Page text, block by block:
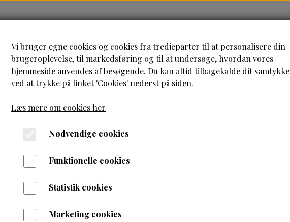
HJEM HÅRPLEJE HUDPLEJE BLOG
Vi bruger egne cookies og cookies fra tredjeparter til at personalisere din
brugeroplevelse, til markedsføring og til at undersøge, hvordan vores
hjemmeside anvendes af besøgende. Du kan altid tilbagekalde dit samtykke
ved at trykke på linket 'Cookies' nederst på siden.
Læs mere om cookies her
Nødvendige cookies
Funktionelle cookies
Statistik cookies
Marketing cookies